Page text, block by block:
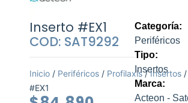
Inserto #EX1
COD: SAT9292
Inicio / Periféricos / Profilaxis/Insertos
#EX1
Categoría:
Periféricos
Tipo:
Insertos
Marca:
Acteon -